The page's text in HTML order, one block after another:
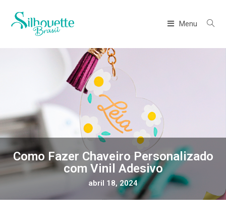
Menu
Como Fazer Chaveiro Personalizado
com Vinil Adesivo
abril 18, 2024